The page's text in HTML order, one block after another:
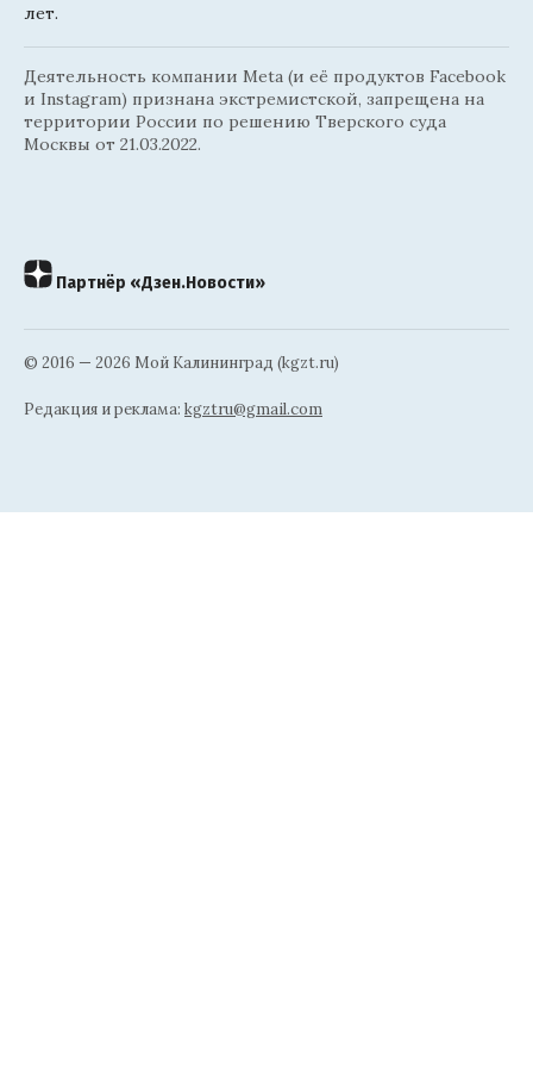
лет.
Деятельность компании Meta (и её продуктов Facebook
и Instagram) признана экстремистской, запрещена на
территории России по решению Тверского суда
Москвы от 21.03.2022.
Партнёр «Дзен.Новости»
© 2016 — 2026 Мой Калининград (kgzt.ru)
Редакция и реклама: kgztru@gmail.com